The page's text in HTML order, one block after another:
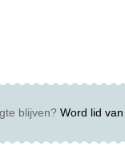
blijven?Word lid van